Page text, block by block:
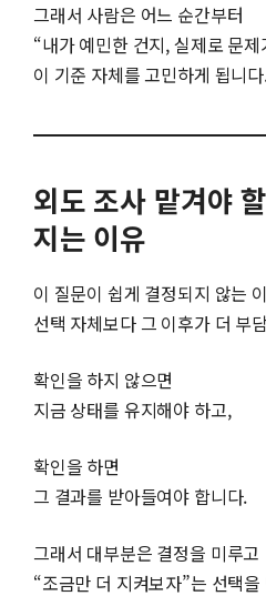
그래서 사람은 어느 순간부터
“내가 예민한 건지, 실제로 문
이 기준 자체를 고민하게 됩니
외도 조사 맡겨야
지는 이유
이 질문이 쉽게 결정되지 않는
선택 자체보다 그 이후가 더 부
확인을 하지 않으면
지금 상태를 유지해야 하고,
확인을 하면
그 결과를 받아들여야 합니다.
그래서 대부분은 결정을 미루고
“조금만 더 지켜보자”는 선택